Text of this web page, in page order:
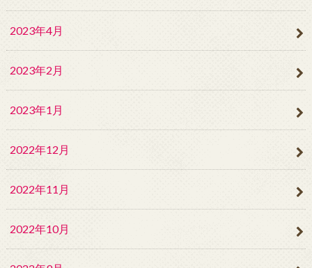
2023年4月
2023年2月
2023年1月
2022年12月
2022年11月
2022年10月